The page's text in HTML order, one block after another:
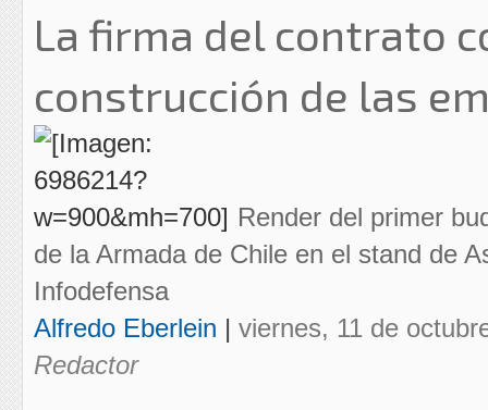
La firma del contrato
construcción de las
Render del primer
de la Armada de Chile en el stand de
Infodefensa
Alfredo Eberlein | viernes, 11 de
Redactor